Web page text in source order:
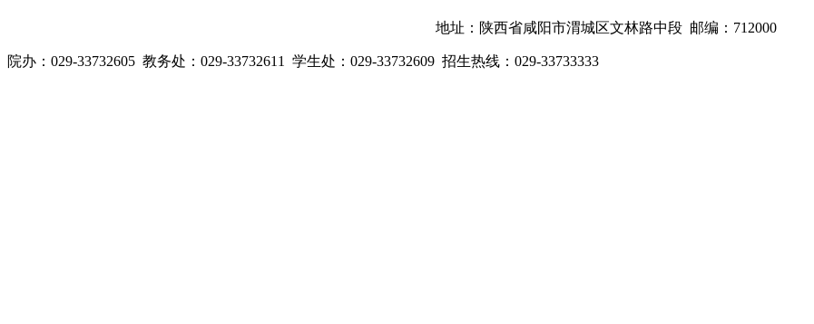
地址：陕西省咸阳市渭城区文林路中段 邮编：712000
院办：029-33732605 教务处：029-33732611 学生处：029-33732609 招生热线：029-33733333